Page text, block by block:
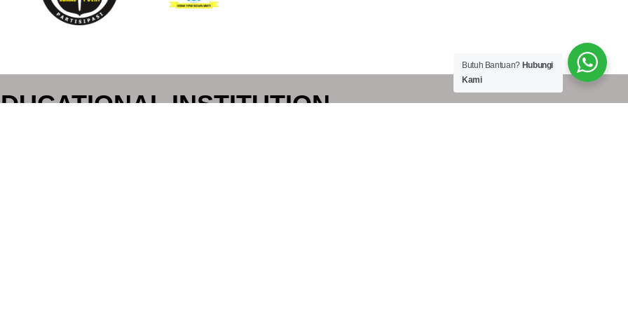
INSTITUTION
Butuh Bantuan? Hubungi
Kami